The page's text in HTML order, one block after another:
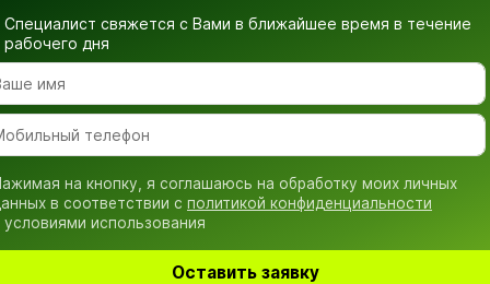
Специалист свяжется с Вами в ближайшее время в течение
рабочего дня
на кнопку, я соглашаюсь на обработку моих личных
в соответствии с политикой конфиденциальности
условиями использования
Оставить заявку